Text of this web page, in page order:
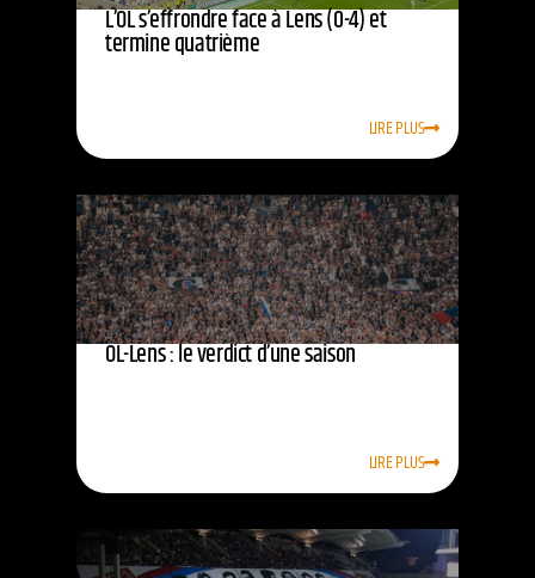
L’OL s’effrondre face à Lens (0-4) et
termine quatrième
LIRE PLUS
OL-Lens : le verdict d’une saison
LIRE PLUS